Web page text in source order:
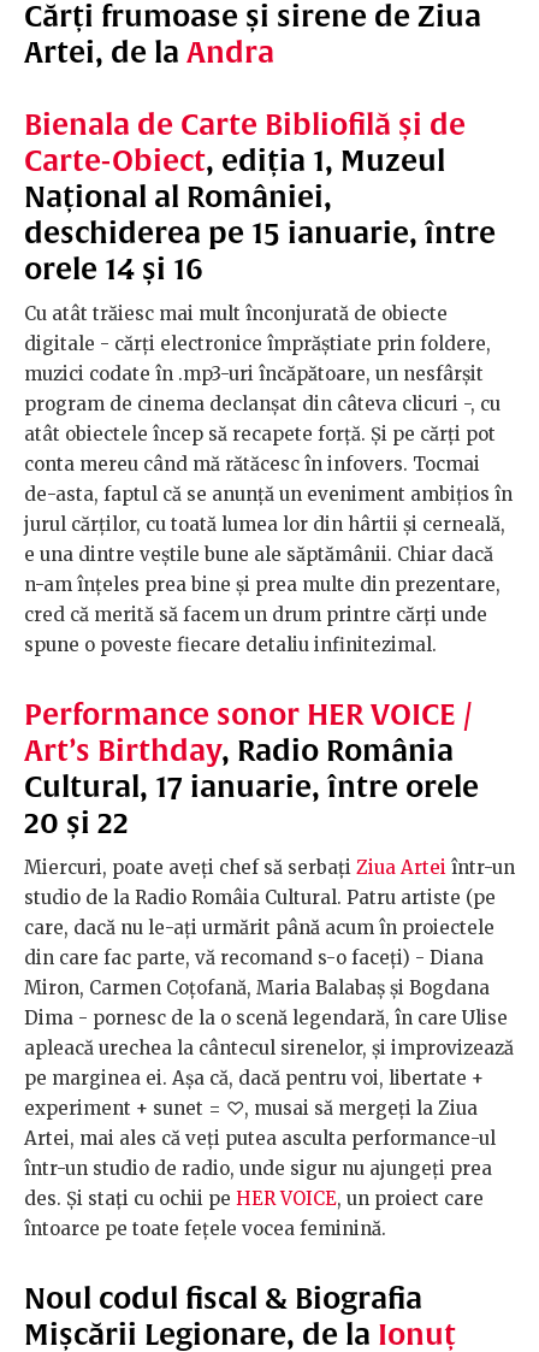
Cărți frumoase și sirene de Ziua
Artei, de la Andra
Bienala de Carte Bibliofilă și de
Carte-Obiect, ediția 1, Muzeul
Național al României,
deschiderea pe 15 ianuarie, între
orele 14 și 16
Cu atât trăiesc mai mult înconjurată de obiecte
digitale - cărți electronice împrăștiate prin foldere,
muzici codate în .mp3-uri încăpătoare, un nesfârșit
program de cinema declanșat din câteva clicuri -, cu
atât obiectele încep să recapete forță. Și pe cărți pot
conta mereu când mă rătăcesc în infovers. Tocmai
de-asta, faptul că se anunță un eveniment ambițios în
jurul cărților, cu toată lumea lor din hârtii și cerneală,
e una dintre veștile bune ale săptămânii. Chiar dacă
n-am înțeles prea bine și prea multe din prezentare,
cred că merită să facem un drum printre cărți unde
spune o poveste fiecare detaliu infinitezimal.
Performance sonor HER VOICE /
Art’s Birthday, Radio România
Cultural, 17 ianuarie, între orele
20 și 22
Miercuri, poate aveți chef să serbați Ziua Artei într-un
studio de la Radio Româia Cultural. Patru artiste (pe
care, dacă nu le-ați urmărit până acum în proiectele
din care fac parte, vă recomand s-o faceți) - Diana
Miron, Carmen Coțofană, Maria Balabaș și Bogdana
Dima - pornesc de la o scenă legendară, în care Ulise
apleacă urechea la cântecul sirenelor, și improvizează
pe marginea ei. Așa că, dacă pentru voi, libertate +
experiment + sunet = ♡, musai să mergeți la Ziua
Artei, mai ales că veți putea asculta performance-ul
într-un studio de radio, unde sigur nu ajungeți prea
des. Și stați cu ochii pe HER VOICE, un proiect care
întoarce pe toate fețele vocea feminină.
Noul codul fiscal & Biografia
Mișcării Legionare, de la Ionuț